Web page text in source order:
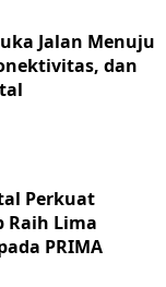
Jalan Menuju
dan
Perkuat
Raih Lima
PRIMA